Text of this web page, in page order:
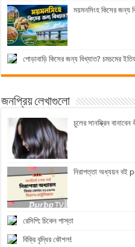
ময়মনসিংহ কিসের জন্য
পোড়াবাড়ি কিসের জন্য বিখ্যাত? চমচমের
জনপ্রিয় লেখাগুলো
চুলের সানস্ক্রিন বানাবেন
নিরাপত্তা অধ্যয়ন বই
রেসিপি: চিকেন পাস্তা
বিক্রি বৃদ্ধির কৌশল!